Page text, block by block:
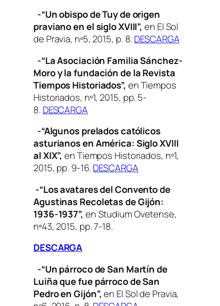
-“Un obispo de Tuy de origen
praviano en el siglo XVIII”,en El Sol
de Pravia, nº5, 2015, p. 8. DESCARGA
-“La Asociación Familia Sánchez-
Moro y la fundación de la Revista
Tiempos Historiados”, enTiempos
Historiados, nº1, 2015, pp. 5-
8. DESCARGA
-“Algunos prelados católicos
asturianos en América: Siglo XVIII
al XIX”,enTiempos Historiados, nº1,
2015, pp. 9-16.DESCARGA
-“Los avatares del Convento de
Agustinas Recoletas de Gijón:
1936-1937”, enStudium Ovetense,
nº43, 2015, pp. 7-18.
DESCARGA
-“Un párroco de San Martín de
Luiña que fue párroco de San
Pedro en Gijón”,en El Sol de Pravia,